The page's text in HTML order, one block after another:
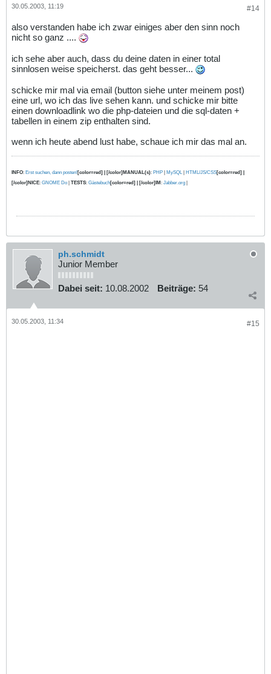
#14
30.05.2003, 11:19
also verstanden habe ich zwar einiges aber den sinn noch
nicht so ganz ....
ich sehe aber auch, dass du deine daten in einer total
sinnlosen weise speicherst. das geht besser...
schicke mir mal via email (button siehe unter meinem post)
eine url, wo ich das live sehen kann. und schicke mir bitte
einen downloadlink wo die php-dateien und die sql-daten +
tabellen in einem zip enthalten sind.
wenn ich heute abend lust habe, schaue ich mir das mal an.
INFO: Erst suchen, dann posten![color=red] | [/color]MANUAL(s): PHP MySQL| HTML/JS/CSS[color=red] |
[/color]NICE: GNOME Do TESTS: Gästebuch[color=red] | [/color]IM : Jabber.org
ph.schmidt
Junior Member
Dabei seit: 10.08.2002 Beiträge: 54
#15
30.05.2003, 11:34